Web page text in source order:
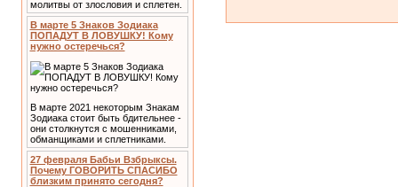
молитвы от злословия и сплетен.
В марте 5 Знаков Зодиака
ПОПАДУТ В ЛОВУШКУ! Кому
нужно остеречься?
В марте 2021 некоторым Знакам
Зодиака стоит быть бдительнее -
они столкнутся с мошенниками,
обманщиками и сплетниками.
27 февраля Бабьи Взбрыксы.
Почему ГОВОРИТЬ СПАСИБО
близким принято сегодня?